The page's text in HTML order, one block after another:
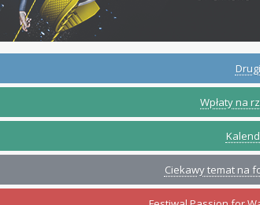
Wpłaty na
Ciekawy temat na